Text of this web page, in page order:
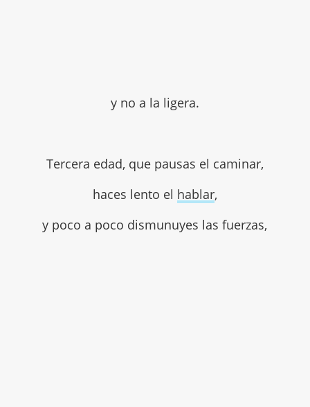
y no a la ligera.
Tercera edad, que pausas el caminar,
haces lento el hablar,
y poco a poco dismunuyes las fuerzas,